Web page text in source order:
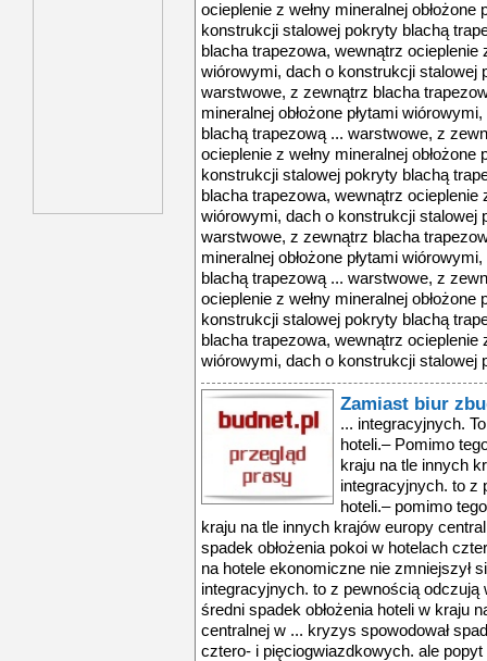
ocieplenie z wełny mineralnej obłożone
konstrukcji stalowej pokryty blachą
blacha trapezowa, wewnątrz ocieplenie
wiórowymi, dach o konstrukcji stalowej
warstwowe, z zewnątrz blacha
mineralnej obłożone płytami
blachą trapezową ... warstwowe, z
ocieplenie z wełny mineralnej obłożone
konstrukcji stalowej pokryty blachą
blacha trapezowa, wewnątrz ocieplenie
wiórowymi, dach o konstrukcji stalowej
warstwowe, z zewnątrz blacha
mineralnej obłożone płytami
blachą trapezową ... warstwowe, z
ocieplenie z wełny mineralnej obłożone
konstrukcji stalowej pokryty blachą
blacha trapezowa, wewnątrz ocieplenie
wiórowymi, dach o konstrukcji stalowej
Zamiast biur
... integracyjnych.
hoteli.– Pomimo
kraju na tle innych
integracyjnych. to z
hoteli.– pomimo
kraju na tle innych krajów europy
spadek obłożenia pokoi w hotelach
na hotele ekonomiczne nie zmniejszył
integracyjnych. to z pewnością odczują
średni spadek obłożenia hoteli w kraju
centralnej w ... kryzys spowodował
cztero- i pięciogwiazdkowych. ale